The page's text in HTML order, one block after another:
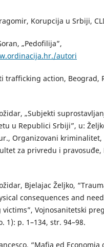
Korupcija u Srbiji,
„Pedofilija”,
autori
trafficking action, Beograd,
„Subjekti
u Republici Srbiji”, u:
Organizovani kriminalitet,
za privredu i pravosuđe,
Bjelajac Željko,
consequences and
Vojnosanitetski
1): p. 1–134, str. 94–98.
“Mafia ed